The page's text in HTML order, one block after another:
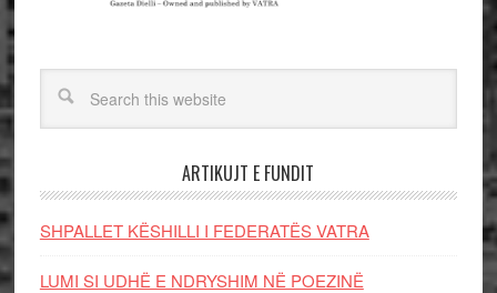
ARTIKUJT E FUNDIT
SHPALLET KËSHILLI I FEDERATËS VATRA
LUMI SI UDHË E NDRYSHIM NË POEZINË